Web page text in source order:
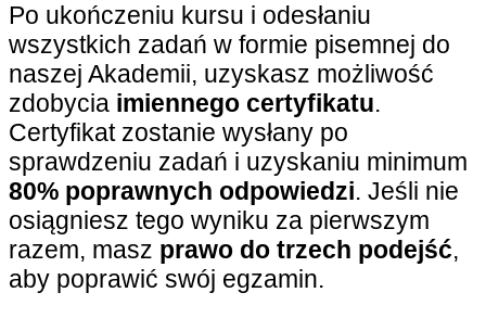
Po ukończeniu kursu i odesłaniu
wszystkich zadań w formie pisemnej do
naszej Akademii, uzyskasz możliwość
zdobycia imiennego certyfikatu.
Certyfikat zostanie wysłany po
sprawdzeniu zadań i uzyskaniu minimum
80% poprawnych odpowiedzi. Jeśli nie
osiągniesz tego wyniku za pierwszym
razem, masz prawo do trzech podejść,
aby poprawić swój egzamin.